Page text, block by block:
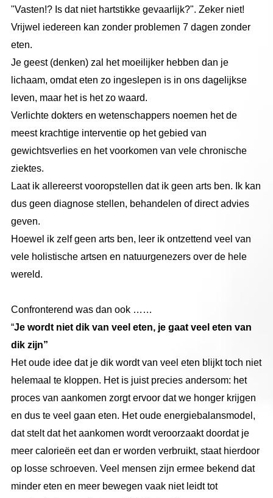
"Vasten!? Is dat niet hartstikke gevaarlijk?". Zeker niet!
Vrijwel iedereen kan zonder problemen 7 dagen zonder
eten.
Je geest (denken) zal het moeilijker hebben dan je
lichaam, omdat eten zo ingeslepen is in ons dagelijkse
leven, maar het is het zo waard.
Verlichte dokters en wetenschappers noemen het de
meest krachtige interventie op het gebied van
gewichtsverlies en het voorkomen van vele chronische
ziektes.
Laat ik allereerst vooropstellen dat ik geen arts ben. Ik kan
dus geen diagnose stellen, behandelen of direct advies
geven.
Hoewel ik zelf geen arts ben, leer ik ontzettend veel van
vele holistische artsen en natuurgenezers over de hele
wereld.
Confronterend was dan ook ……
“Je wordt niet dik van veel eten, je gaat veel eten van
dik zijn”
Het oude idee dat je dik wordt van veel eten blijkt toch niet
helemaal te kloppen. Het is juist precies andersom: het
proces van aankomen zorgt ervoor dat we honger krijgen
en dus te veel gaan eten. Het oude energiebalansmodel,
dat stelt dat het aankomen wordt veroorzaakt doordat je
meer calorieën eet dan er worden verbruikt, staat hierdoor
op losse schroeven. Veel mensen zijn ermee bekend dat
minder eten en meer bewegen vaak niet leidt tot